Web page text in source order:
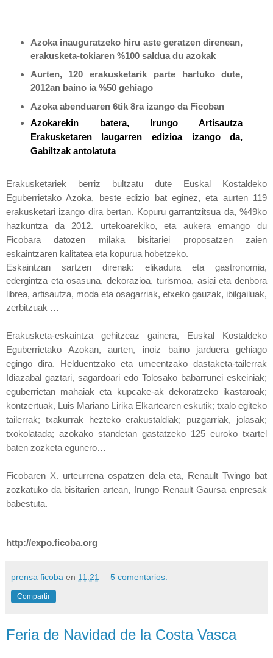
Azoka inauguratzeko hiru aste geratzen direnean,
erakusketa-tokiaren %100 saldua du azokak
Aurten, 120 erakusketarik parte hartuko dute,
2012an baino ia %50 gehiago
Azoka abenduaren 6tik 8ra izango da Ficoban
Azokarekin batera, Irungo Artisautza
Erakusketaren laugarren edizioa izango da,
Gabiltzak antolatuta
Erakusketariek berriz bultzatu dute Euskal Kostaldeko
Eguberrietako Azoka, beste edizio bat eginez, eta aurten 119
erakusketari izango dira bertan. Kopuru garrantzitsua da, %49ko
hazkuntza da 2012. urtekoarekiko, eta aukera emango du
Ficobara datozen milaka bisitariei proposatzen zaien
eskaintzaren kalitatea eta kopurua hobetzeko.
Eskaintzan sartzen direnak: elikadura eta gastronomia,
edergintza eta osasuna, dekorazioa, turismoa, asiai eta denbora
librea, artisautza, moda eta osagarriak, etxeko gauzak, ibilgailuak,
zerbitzuak …
Erakusketa-eskaintza gehitzeaz gainera, Euskal Kostaldeko
Eguberrietako Azokan, aurten, inoiz baino jarduera gehiago
egingo dira. Helduentzako eta umeentzako dastaketa-tailerrak
Idiazabal gaztari, sagardoari edo Tolosako babarrunei eskeiniak;
eguberrietan mahaiak eta kupcake-ak dekoratzeko ikastaroak;
kontzertuak,
Luis Mariano Lirika Elkartearen eskutik; txalo egiteko
tailerrak; txakurrak hezteko erakustaldiak; puzgarriak, jolasak;
txokolatada; azokako standetan gastatzeko 125 euroko txartel
baten zozketa egunero…
Ficobaren X. urteurrena ospatzen dela eta, Renault Twingo bat
zozkatuko da bisitarien artean, Irungo Renault Gaursa enpresak
babestuta.
http://expo.ficoba.org
prensa ficoba en 11:21 5 comentarios:
Compartir
Feria de Navidad de la Costa Vasca